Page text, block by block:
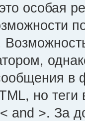
особая
в
но теги
and >. За